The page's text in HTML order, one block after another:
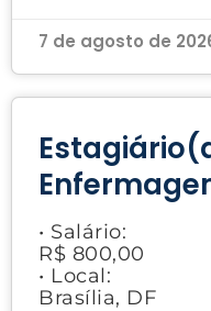
7 de agosto de
• Salário:
R$ 800,00
• Local:
Brasília, DF